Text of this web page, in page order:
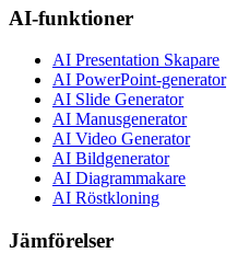
AI-funktioner
AI Presentation Skapare
AI PowerPoint-generator
AI Slide Generator
AI Manusgenerator
AI Video Generator
AI Bildgenerator
AI Diagrammakare
AI Röstkloning
Jämförelser